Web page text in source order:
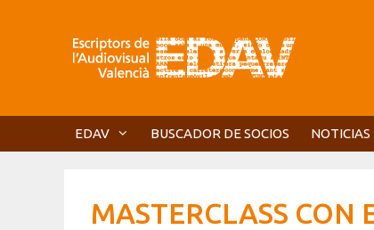
EDAV BUSCADOR DE SOCIOS NOTICIAS
MASTERCLASS CON